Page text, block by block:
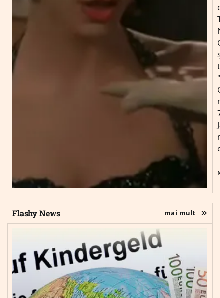
Flashy News mai mult